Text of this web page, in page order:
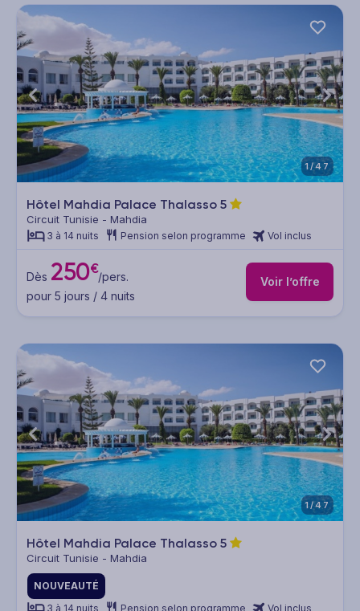
1/47
Hôtel Mahdia Palace Thalasso 5
Circuit Tunisie - Mahdia
3 à 14 nuits Pension selon programme Vol inclus
Dès 250€/pers.
pour 5 jours / 4 nuits
Voir l’offre
1/47
Hôtel Mahdia Palace Thalasso 5
Circuit Tunisie - Mahdia
NOUVEAUTÉ
3 à 14 nuits
Pension selon programme Vol inclus